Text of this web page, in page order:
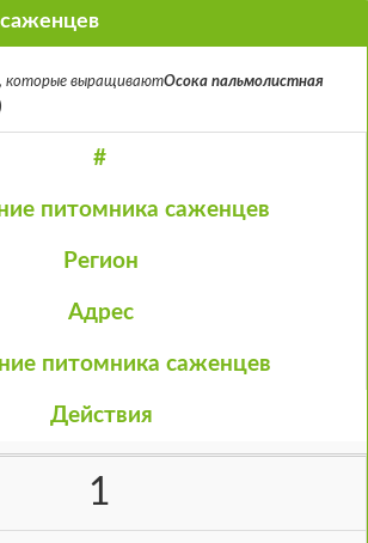
которые выращиваютОсока пальмолистная
#
питомника саженцев
Регион
Адрес
питомника саженцев
Действия
1